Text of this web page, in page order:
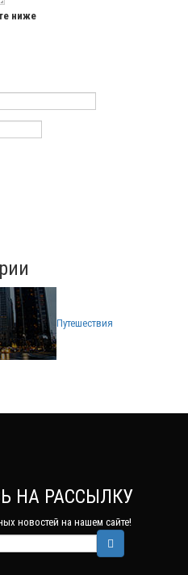
ниже
Путешествия
НА РАССЫЛКУ
новостей на нашем сайте!